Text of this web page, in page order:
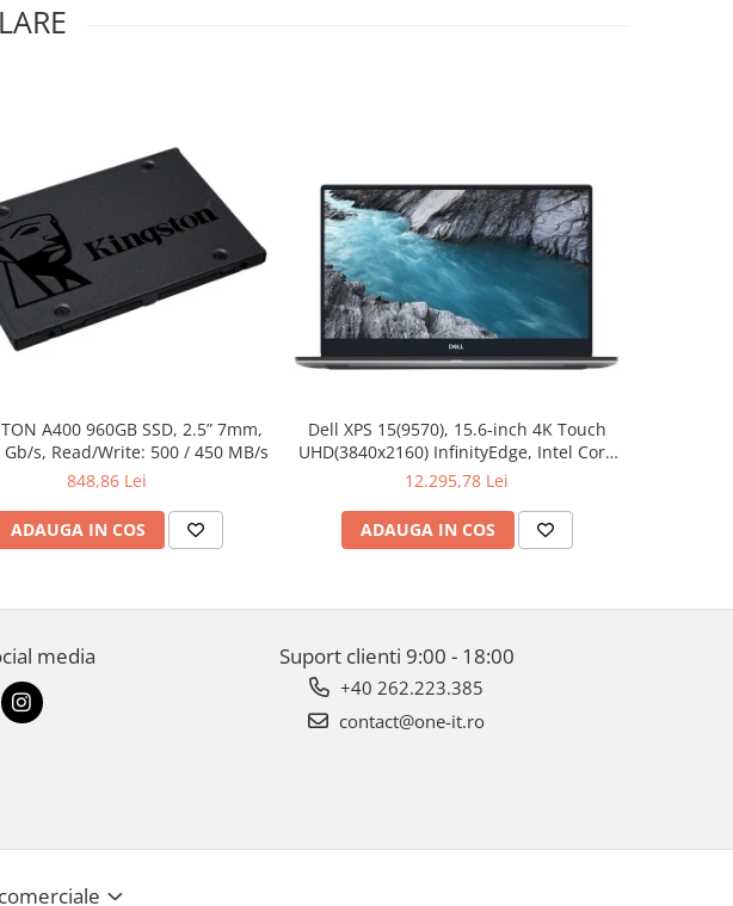
A400 960GB SSD, 2.5” 7mm,
Gb/s, Read/Write: 500 / 450 MB/s
848,86 Lei
ADAUGA IN COS
Dell XPS 15(9570), 15.6-inch 4K Touch
UHD(3840x2160) InfinityEdge, Intel Core
i7-8750H, 16GB(2x8GB) DDR4 2666MHz,
1050Ti 4GB, Killer Wifi 802.11ac, BT,
FGPR, Backlit
12.295,78 Lei
ADAUGA IN COS
media Suport clienti 9:00 - 18:00
+40 262.223.385
contact@one-it.ro